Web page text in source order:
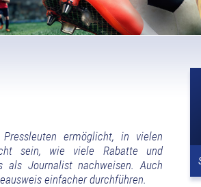
ermöglicht, in vielen
sein, wie viele Rabatte und
als Journalist nachweisen. Auch
einfacher durchführen.